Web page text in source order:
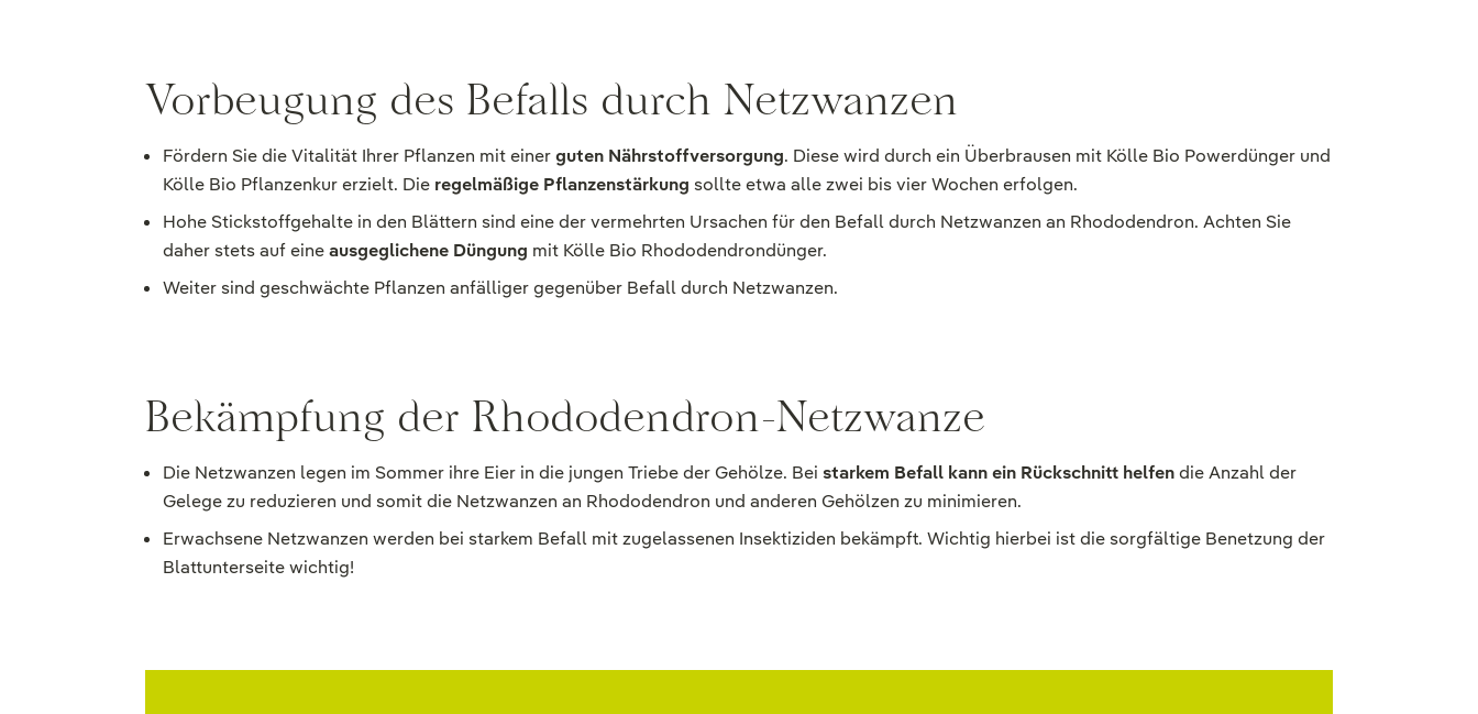
Vorbeugung des Befalls durch Netzwanzen
Fördern Sie die Vitalität Ihrer Pflanzen mit einerguten Nährstoffversorgung. Diese wird durch ein Überbrausen mit Kölle Bio Powerdünger und
Kölle Bio Pflanzenkur erzielt. Die regelmäßige Pflanzenstärkung sollte etwa alle zwei bis vier Wochen erfolgen.
Hohe Stickstoffgehalte in den Blättern sind eine der vermehrten Ursachen für den Befall durch Netzwanzen an Rhododendron. Achten Sie
daher stets auf eineausgeglichene Düngung mit Kölle Bio Rhododendrondünger.
Weiter sind geschwächte Pflanzen anfälliger gegenüber Befall durch Netzwanzen.
Bekämpfung der Rhododendron-Netzwanze
Die Netzwanzen legen im Sommer ihre Eier in die jungen Triebe der Gehölze. Bei starkem Befall kann ein Rückschnitt helfendie Anzahl der
Gelege zu reduzieren und somit die Netzwanzen an Rhododendron und anderen Gehölzen zu minimieren.
Erwachsene Netzwanzen werden bei starkem Befall mit zugelassenen Insektiziden bekämpft. Wichtig hierbei ist die sorgfältige Benetzung der
Blattunterseite wichtig!